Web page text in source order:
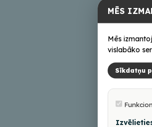
MĒS
Mēs
vislabāko
Sīkdatņu